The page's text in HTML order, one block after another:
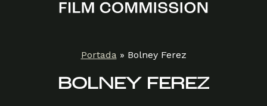
Portada » Bolney Ferez
BOLNEY FEREZ